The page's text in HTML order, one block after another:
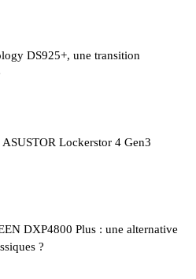
DS925+, une transition
Lockerstor 4 Gen3
DXP4800 Plus : une alternative
?